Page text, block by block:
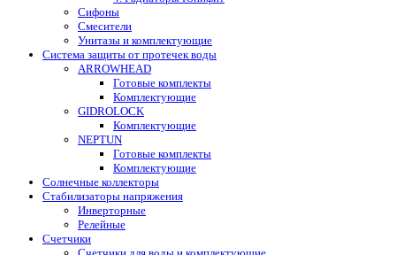
Сифоны
Смесители
Унитазы и комплектующие
Система защиты от протечек воды
ARROWHEAD
Готовые комплекты
Комплектующие
GIDROLOCK
Комплектующие
NEPTUN
Готовые комплекты
Комплектующие
Солнечные коллекторы
Стабилизаторы напряжения
Инверторные
Релейные
Счетчики